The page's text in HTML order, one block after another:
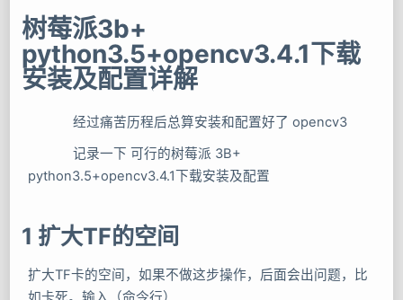
树莓派3b+
python3.5+opencv3.4.1下载
安装及配置详解
经过痛苦历程后总算安装和配置好了 opencv3
记录一下 可行的树莓派 3B+
python3.5+opencv3.4.1下载安装及配置
1 扩大TF的空间
扩大TF卡的空间，如果不做这步操作，后面会出问题，比